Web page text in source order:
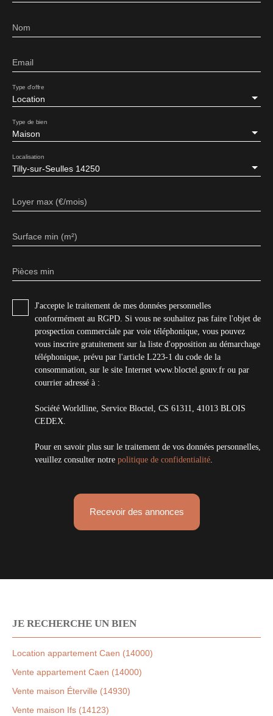
Nom
Email
Location
Type d'offre
Maison
Type de bien
Tilly-sur-Seulles 14250
Localisation
Loyer max (€/mois)
Surface min (m²)
Pièces min
J'accepte le traitement de mes données personnelles
conformément au RGPD. Si vous ne souhaitez pas faire l'objet de
prospection commerciale par voie téléphonique, vous pouvez
vous inscrire gratuitement sur la liste d'opposition au démarchage
téléphonique, prévu par l'article L223-1 du code de la
consommation, sur le site Internet www.bloctel.gouv.fr ou par
courrier adressé à :
Société Worldline, Service Bloctel, CS 61311, 41013 BLOIS
CEDEX.
Pour en savoir plus sur le traitement de vos données personnelles,
veuillez consulter notre politique de confidentialité
Recevoir des annonces
JE RECHERCHE UN BIEN
Location appartement Caen (14000)
Vente appartement Caen (14000)
Vente maison Éterville (14930)
Vente maison Ifs (14123)